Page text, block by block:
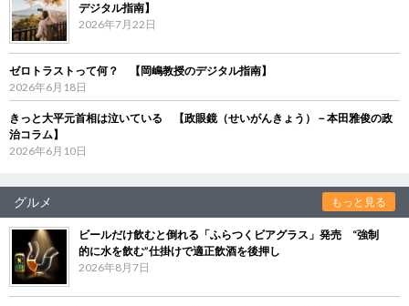
デジタル指南】
2026年7月22日
ゼロトラストって何？ 【岡嶋教授のデジタル指南】
2026年6月18日
きっと大平元首相は泣いている 【政眼鏡（せいがんきょう）－本田雅俊の政
治コラム】
2026年6月10日
グルメ もっと見る
ビールだけ飲むと倒れる「ふらつくビアグラス」発売 “強制
的に水を飲む”仕掛けで適正飲酒を後押し
2026年8月7日